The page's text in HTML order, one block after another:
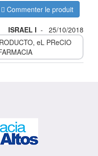
Commenter le produit
ISRAEL I -
25/10/2018
eL PReCIO